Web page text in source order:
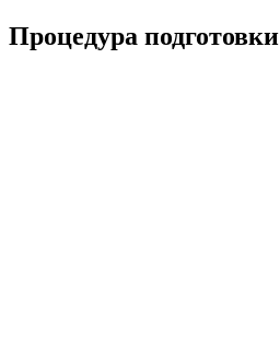
Процедура подготовки